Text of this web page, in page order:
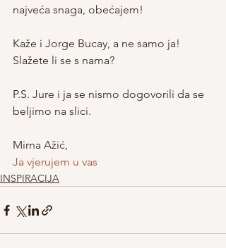
najveća snaga, obećajem!
Kaže i Jorge Bucay, a ne samo ja!
Slažete li se s nama?
P.S. Jure i ja se nismo dogovorili da se
beljimo na slici.
Mirna Ažić,
Ja vjerujem u vas
INSPIRACIJA